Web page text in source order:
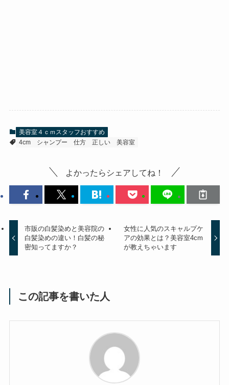
美容室４ｃｍスタッフおすすめ
4cm
シャンプー 仕方 正しい 美容室
よかったらシェアしてね！
市販の白髪染めと美容院の
白髪染めの違い！白髪の秘
密知ってますか？
女性に人気のスキャルプケ
アの効果とは？美容室4cm
が教えちゃいます
この記事を書いた人